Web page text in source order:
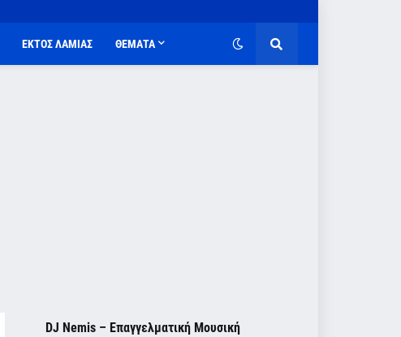
ΕΚΤΟΣ ΛΑΜΙΑΣ ΘΕΜΑΤΑ
DJ Nemis – Επαγγελματική Μουσική